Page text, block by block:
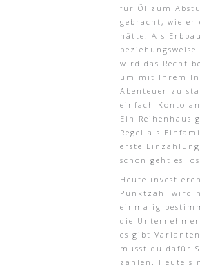
für Öl zum
gebracht, wie er
hätte. Als
wird das Recht
um mit Ihrem
Abenteuer zu
einfach Konto
Ein Reihenhaus
Regel als
erste
schon geht es
Heute
Punktzahl wird
einmalig
die
es gibt
musst du dafür
zahlen. Heute